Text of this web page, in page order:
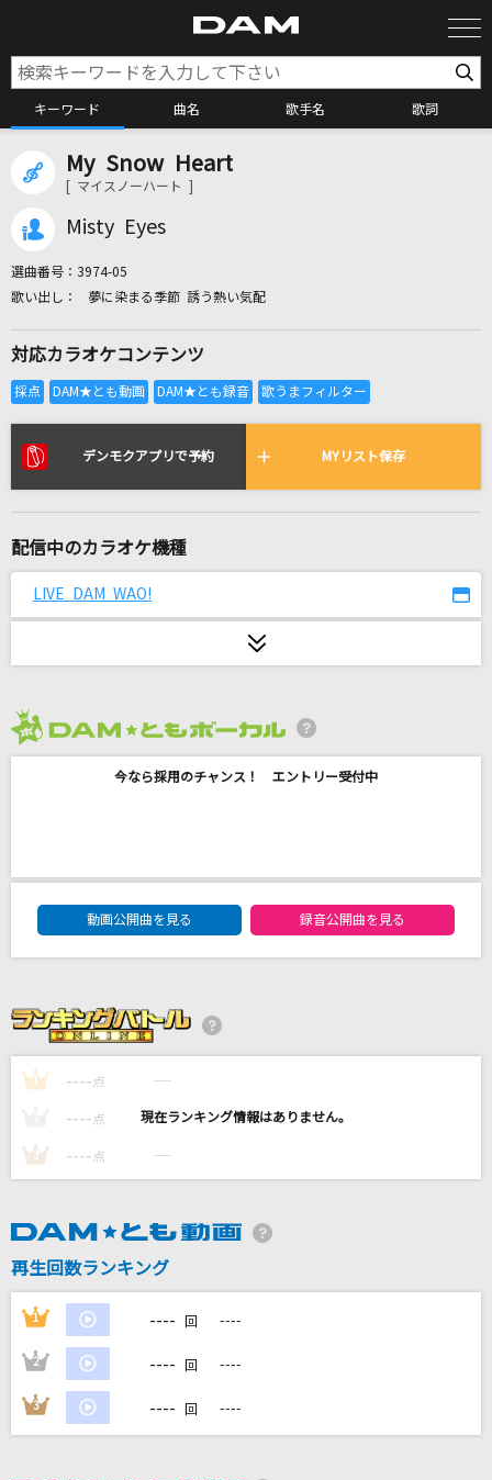
キーワード 曲名 歌手名 歌詞
カラオケ検索
全国りれき
リアルタイムで歌われている曲の一覧
ケセラセラ
[生音]ツッパリHigh School Rock'n Roll(登校
横浜銀蝿(横浜銀蝿40th)
だから僕は音楽を辞めた
RADWIMPS
CITRUS
ユナイト
[生音]高嶺の花子さん
キカナイ
SixTONES
DAMの新曲・ランキングなど
カラオケ最新情報をチェック！
My Snow Heart
[ マイスノーハート ]
Misty Eyes
選曲番号： 3974-05
夢に染まる季節 誘う熱い気配
対応カラオケコンテンツ
デンモクアプリで予約 MYリスト保存
配信中のカラオケ機種
LIVE DAM WAO!
今なら採用のチャンス！ エントリー受付中
DAM★ともボーカルエントリーランキング
動画公開曲を見る
録音公開曲を見る
1 ---- 点 ----
---- 点 ----
3 ---- 点 ----
再生回数ランキング
1 ---- 回 ----
2 ---- 回 ----
3 ---- 回 ----